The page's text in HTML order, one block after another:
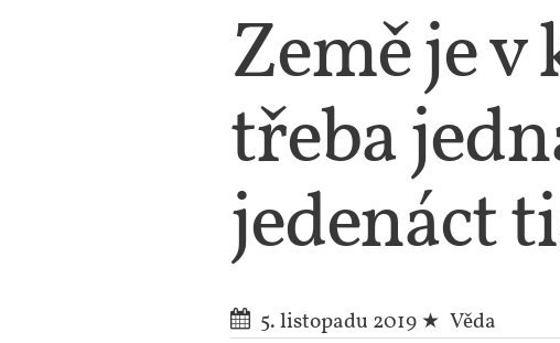
Země je
třeba
jedenáct
5. listopadu 2019 Věda